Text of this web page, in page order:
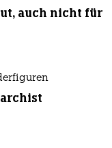
auch nicht für